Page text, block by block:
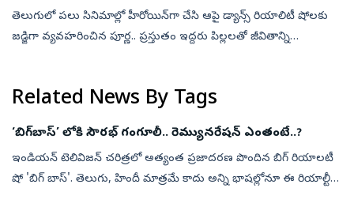
తెలుగులో పలు సినిమాల్లో హీరోయిన్‌గా చేసి ఆపై డ్యాన్స్ రియాలిటీ షోలకు
జడ్జిగా వ్యవహరించిన పూర్ణ.. ప్రస్తుతం ఇద్దరు పిల్లలతో జీవితాన్ని
Related News By Tags
‘బిగ్‌బాస్‌’ లోకి సౌరభ్‌ గంగూలీ.. రెమ్యునరేషన్‌ ఎంతంటే..?
ఇండియన్ టెలివిజన్ చరిత్రలో అత్యంత ప్రజాదరణ పొందిన బిగ్‌ రియాలటీ
షో 'బిగ్ బాస్'. తెలుగు, హిందీ మాత్రమే కాదు అన్ని భాషల్లోనూ ఈ రియాల్టీ